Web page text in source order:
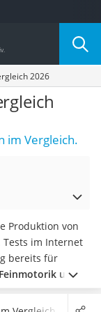
2026
im Vergleich.
Produktion von
im Internet
bereits für
Feinmotorik und
kann.
unserer